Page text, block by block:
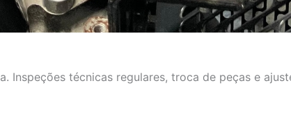
Inspeções técnicas regulares, troca de peças e